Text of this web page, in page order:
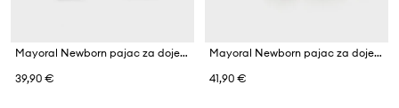
Mayoral Newborn pajac za dojenčke z bombažem
39,90 €
Mayoral Newborn pajac za dojenčke z bombažem
41,90 €